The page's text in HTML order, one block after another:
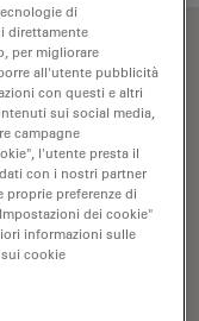
di
direttamente
per migliorare
all'utente pubblicità
con questi e altri
sui social media,
campagne
l'utente presta il
con i nostri partner
preferenze di
dei cookie"
informazioni sulle
cookie